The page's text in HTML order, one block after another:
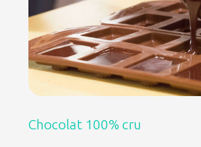
Chocolat 100% cru